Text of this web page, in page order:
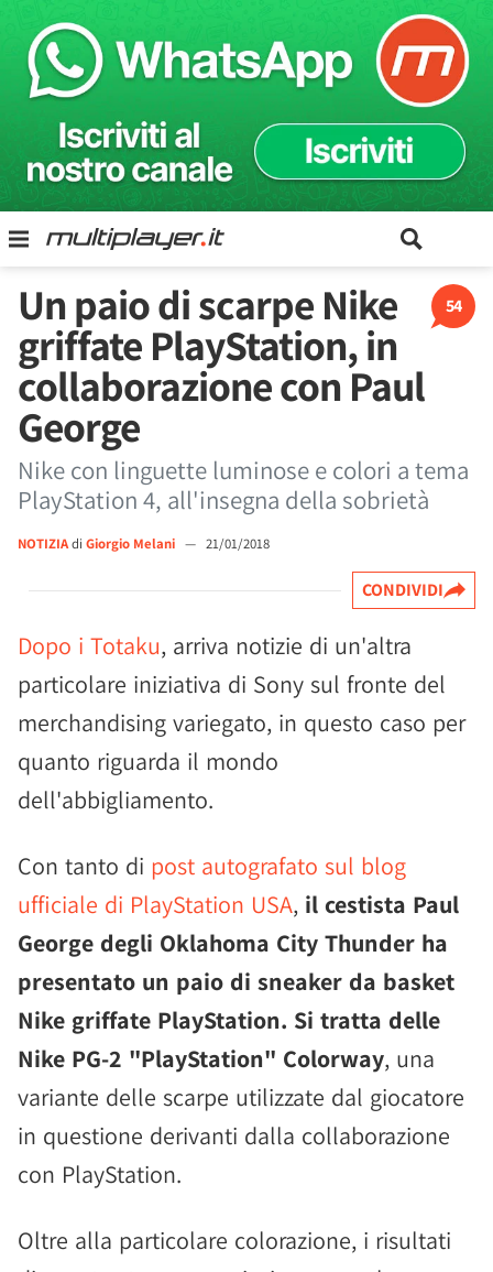
54
Un paio di scarpe Nike
griffate PlayStation, in
collaborazione con Paul
George
Nike con linguette luminose e colori a tema
PlayStation 4, all'insegna della sobrietà
NOTIZIAdi Giorgio Melani — 21/01/2018
CONDIVIDI
Dopo i Totaku, arriva notizie di un'altra
particolare iniziativa di Sony sul fronte del
merchandising variegato, in questo caso per
quanto riguarda il mondo
dell'abbigliamento.
Con tanto di post autografato sul blog
ufficiale di PlayStation USA, il cestista Paul
George degli Oklahoma City Thunder ha
presentato un paio di sneaker da basket
Nike griffate PlayStation. Si tratta delle
Nike PG-2 "PlayStation" Colorway, una
variante delle scarpe utilizzate dal giocatore
in questione derivanti dalla collaborazione
con PlayStation.
Oltre alla particolare colorazione, i risultati